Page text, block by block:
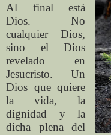
Al final está
Dios. No
cualquier Dios,
sino el Dios
revelado en
Jesucristo. Un
Dios que quiere
la vida, la
dignidad y la
dicha plena del